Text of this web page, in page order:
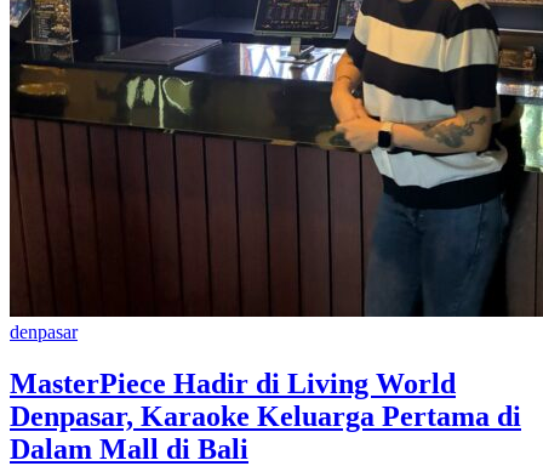
denpasar
MasterPiece Hadir di Living World
Denpasar, Karaoke Keluarga Pertama di
Dalam Mall di Bali